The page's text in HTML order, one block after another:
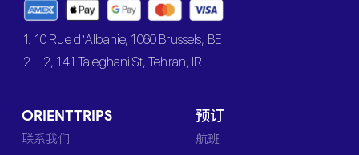
1. 10 Rue d’Albanie, 1060 Brussels, BE
2. L2, 141 Taleghani St, Tehran, IR
ORIENTTRIPS
联系我们
预订
航班